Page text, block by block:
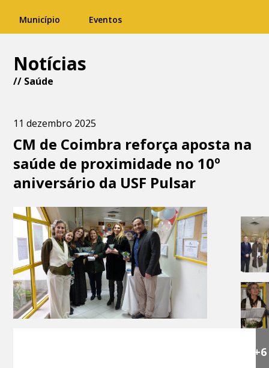
Município Eventos
Notícias
// Saúde
11 dezembro 2025
CM de Coimbra reforça aposta na
saúde de proximidade no 10º
aniversário da USF Pulsar
+6